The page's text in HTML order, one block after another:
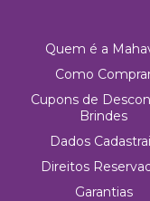
Quem é a
Como
Cupons de
Brindes
Dados
Direitos
Garantias